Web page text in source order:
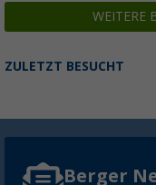
WEITERE
ZULETZT BESUCHT
Berger